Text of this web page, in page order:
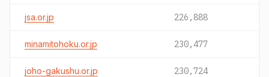
jsa.or.jp 226,888
minamitohoku.or.jp 230,477
joho-gakushu.or.jp 230,724